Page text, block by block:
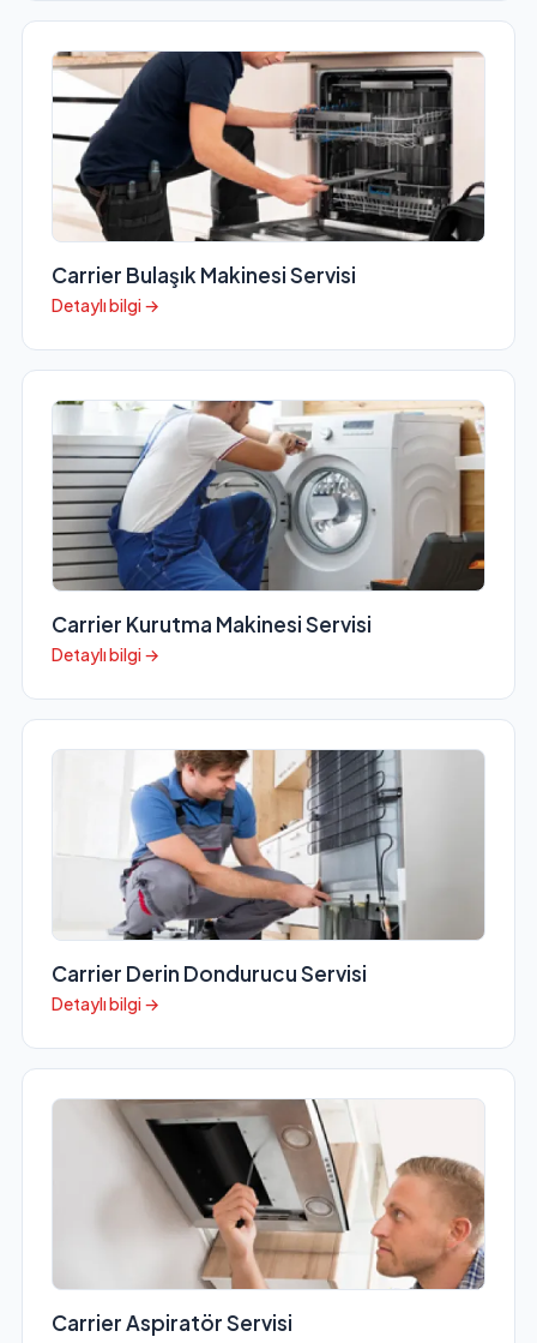
Carrier Bulaşık Makinesi Servisi
Detaylı bilgi →
Carrier Kurutma Makinesi Servisi
Detaylı bilgi →
Carrier Derin Dondurucu Servisi
Detaylı bilgi →
Carrier Aspiratör Servisi